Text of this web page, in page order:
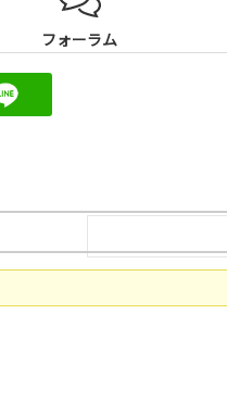
フォーラム